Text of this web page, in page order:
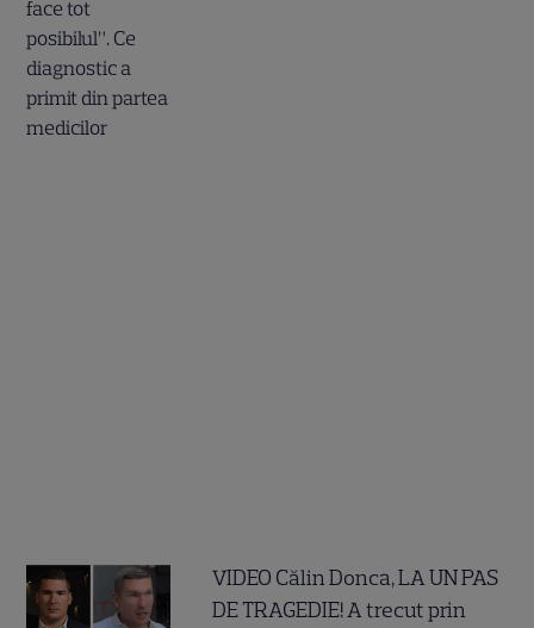
VIDEO Călin Donca, LA UN PAS
DE TRAGEDIE! A trecut prin